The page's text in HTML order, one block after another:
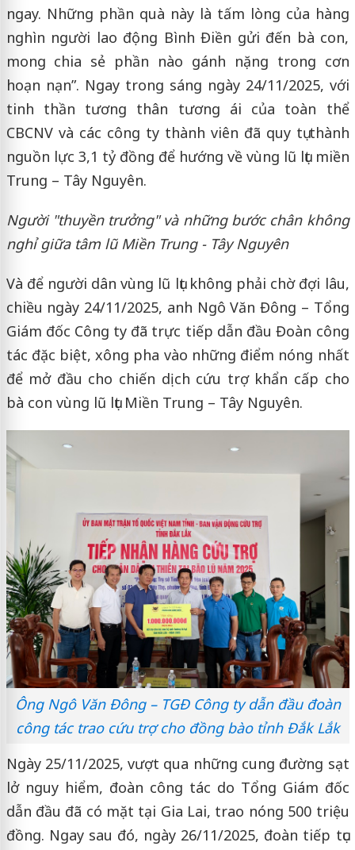
ngay. Những phần quà này là tấm lòng của hàng
nghìn người lao động Bình Điền gửi đến bà con,
mong chia sẻ phần nào gánh nặng trong cơn
hoạn nạn”. Ngay trong sáng ngày 24/11/2025, với
tinh thần tương thân tương ái của toàn thể
CBCNV và các công ty thành viên đã quy tụ thành
nguồn lực 3,1 tỷ đồng để hướng về vùng lũ lụt miền
Trung – Tây Nguyên.
Người "thuyền trưởng" và những bước chân không
nghỉ giữa tâm lũ Miền Trung - Tây Nguyên
Và để người dân vùng lũ lụt không phải chờ đợi lâu,
chiều ngày 24/11/2025, anh Ngô Văn Đông – Tổng
Giám đốc Công ty đã trực tiếp dẫn đầu Đoàn công
tác đặc biệt, xông pha vào những điểm nóng nhất
để mở đầu cho chiến dịch cứu trợ khẩn cấp cho
bà con vùng lũ lụt Miền Trung – Tây Nguyên.
Ông Ngô Văn Đông – TGĐ Công ty dẫn đầu đoàn
công tác trao cứu trợ cho đồng bào tỉnh Đắk Lắk
Ngày 25/11/2025, vượt qua những cung đường sạt
lở nguy hiểm, đoàn công tác do Tổng Giám đốc
dẫn đầu đã có mặt tại Gia Lai, trao nóng 500 triệu
đồng. Ngay sau đó, ngày 26/11/2025, đoàn tiếp tục